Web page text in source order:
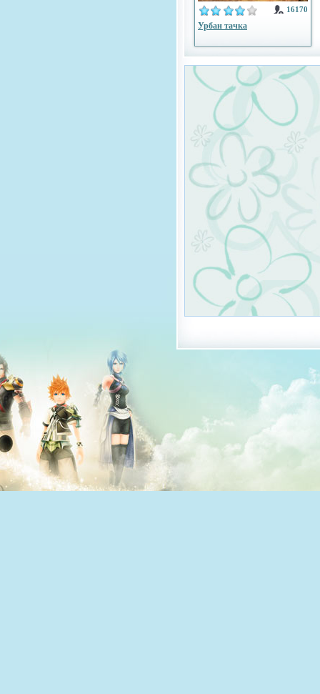
16170
Урбан тачка